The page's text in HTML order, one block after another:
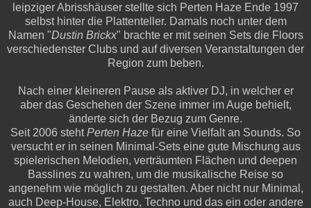
leipziger Abrisshäuser stellte sich Perten Haze Ende 1997
selbst hinter die Plattenteller. Damals noch unter dem
Namen "Dustin Brickx" brachte er mit seinen Sets die Floors
verschiedenster Clubs und auf diversen Veranstaltungen der
Region zum beben.
Nach einer kleineren Pause als aktiver DJ, in welcher er
aber das Geschehen der Szene immer im Auge behielt,
änderte sich der Bezug zum Genre.
Seit 2006 stehtPerten Haze für eine Vielfalt an Sounds. So
versucht er in seinen Minimal-Sets eine gute Mischung aus
spielerischen Melodien, verträumten Flächen und deepen
Basslines zu wahren, um die musikalische Reise so
angenehm wie möglich zu gestalten. Aber nicht nur Minimal,
auch Deep-House, Elektro, Techno und das ein oder andere